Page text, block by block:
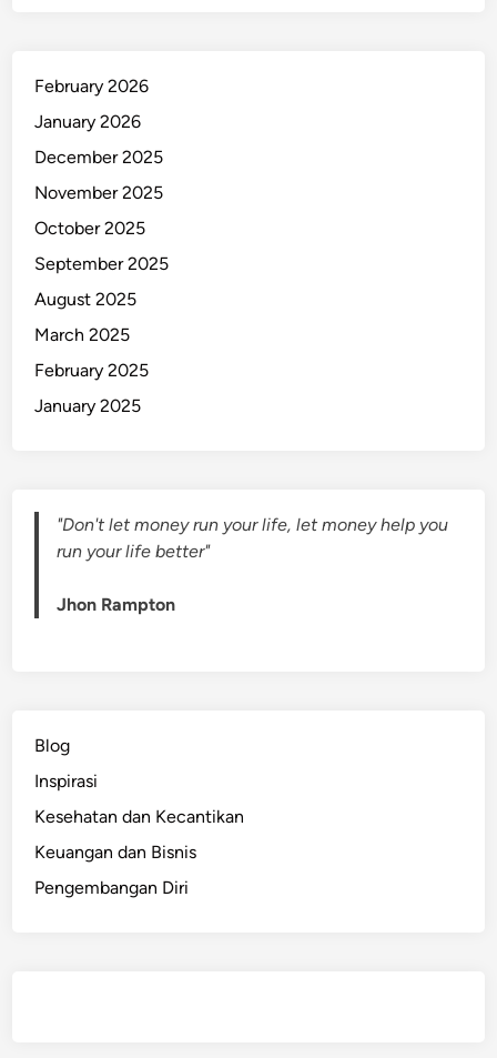
February 2026
January 2026
December 2025
November 2025
October 2025
September 2025
August 2025
March 2025
February 2025
January 2025
"Don't let money run your life, let money help you
run your life better"
Jhon Rampton
Blog
Inspirasi
Kesehatan dan Kecantikan
Keuangan dan Bisnis
Pengembangan Diri